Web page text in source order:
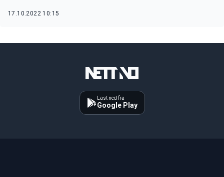
17.10.2022 10:15
Last ned fra
Google Play